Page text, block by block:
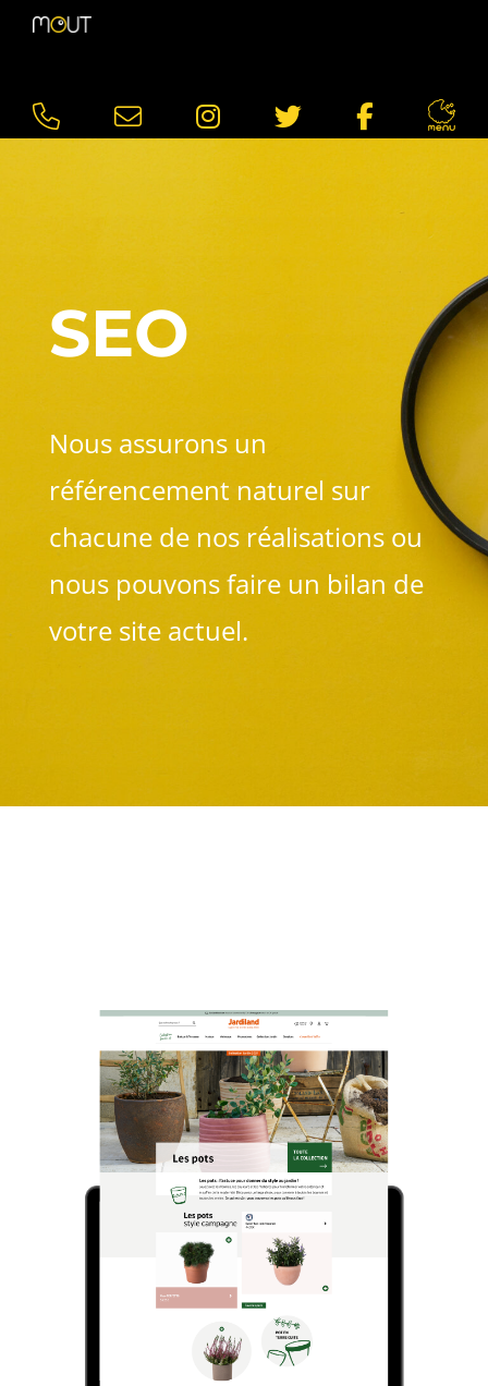
SEO
Nous assurons un
référencement naturel sur
chacune de nos réalisations ou
nous pouvons faire un bilan de
votre site actuel.